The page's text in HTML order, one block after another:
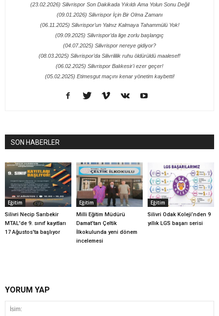
(23.02.2026) Silivrispor Son Dakikada Yıkıldı Ama Yolun Sonu Değil
(09.01.2026) Silivrispor İçin Bir Olma Zamanı
(06.11.2025) Silivrispor’un Yalnız Kalmaya Tahammülü Yok!
(09.09.2025) Silivrispor’da lige zorlu başlangıç
(04.07.2025) Silivrispor nereye gidiyor?
(08.03.2025) Silivrispor’da Silivrililik ruhu öldürüldü maalesef!
(06.02.2025) Silivrispor Balıkesir'i ezer geçer!
(05.02.2025) Etimesgut maçını kenar yönetim kaybetti!
SON HABERLER
Eğitim
Silivri Necip Sarıbekir
MTAL'de 9. sınıf kayıtları
17 Ağustos'ta başlıyor
Eğitim
Milli Eğitim Müdürü
Damat’tan Çeltik
İlkokulunda yeni dönem
incelemesi
Eğitim
Silivri Odak Koleji’nden 9
yıllık LGS başarı serisi
YORUM YAP